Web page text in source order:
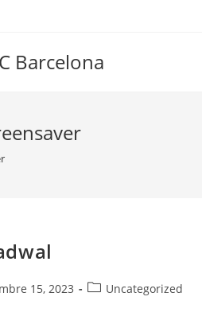
Barcelona
15, 2023
Categoría
Uncategorized